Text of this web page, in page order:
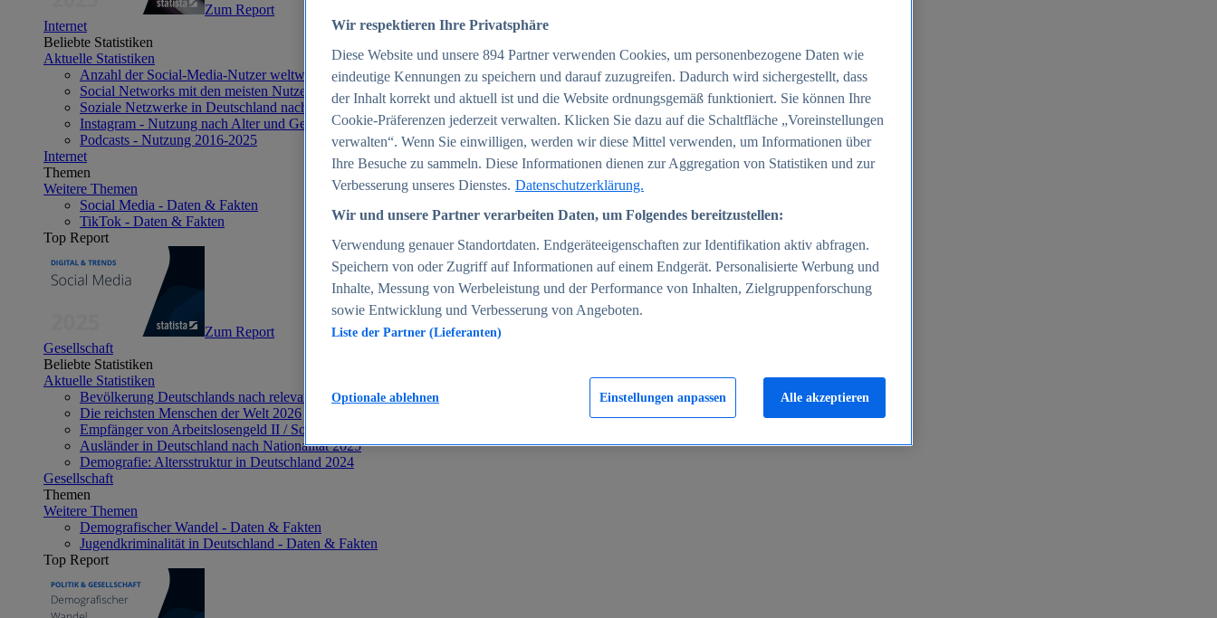
Zum Report
Internet
Beliebte Statistiken
Aktuelle Statistiken
Anzahl der Social-Media-Nutzer weltweit 2012-2025
Social Networks mit den meisten Nutzern weltweit 2025
Soziale Netzwerke in Deutschland nach Generationen 2025
Instagram - Nutzung nach Alter und Geschlecht in Deutschland 2025
Podcasts - Nutzung 2016-2025
Internet
Themen
Weitere Themen
Social Media - Daten & Fakten
TikTok - Daten & Fakten
Top Report
Zum Report
Gesellschaft
Beliebte Statistiken
Aktuelle Statistiken
Bevölkerung Deutschlands nach relevanten Altersgruppen 2024
Die reichsten Menschen der Welt 2026
Empfänger von Arbeitslosengeld II / Sozialgeld / Bürgergeld in Deutschland 2005-2025
Ausländer in Deutschland nach Nationalität 2025
Demografie: Altersstruktur in Deutschland 2024
Gesellschaft
Themen
Weitere Themen
Demografischer Wandel - Daten & Fakten
Jugendkriminalität in Deutschland - Daten & Fakten
Top Report
Wir respektieren Ihre Privatsphäre
Diese Website und unsere 894 Partner verwenden Cookies, um personenbezogene Daten wie
eindeutige Kennungen zu speichern und darauf zuzugreifen. Dadurch wird sichergestellt, dass
der Inhalt korrekt und aktuell ist und die Website ordnungsgemäß funktioniert. Sie können Ihre
Cookie-Präferenzen jederzeit verwalten. Klicken Sie dazu auf die Schaltfläche „Voreinstellungen
verwalten“. Wenn Sie einwilligen, werden wir diese Mittel verwenden, um Informationen über
Ihre Besuche zu sammeln. Diese Informationen dienen zur Aggregation von Statistiken und zur
Verbesserung unseres Dienstes. Datenschutzerklärung.
Wir und unsere Partner verarbeiten Daten, um Folgendes bereitzustellen:
Verwendung genauer Standortdaten. Endgeräteeigenschaften zur Identifikation aktiv abfragen.
Speichern von oder Zugriff auf Informationen auf einem Endgerät. Personalisierte Werbung und
Inhalte, Messung von Werbeleistung und der Performance von Inhalten, Zielgruppenforschung
sowie Entwicklung und Verbesserung von Angeboten.
Liste der Partner (Lieferanten)
Einstellungen anpassen
Optionale ablehnen Alle akzeptieren